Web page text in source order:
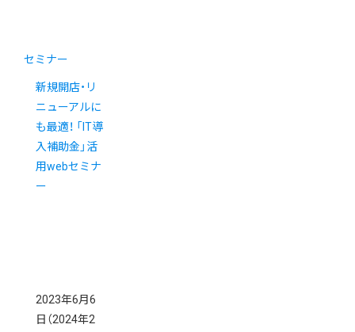
セミナー
新規開店・リ
ニューアルに
も最適！ 「IT導
入補助金」活
用webセミナ
ー
2023年6月6
日 （2024年2